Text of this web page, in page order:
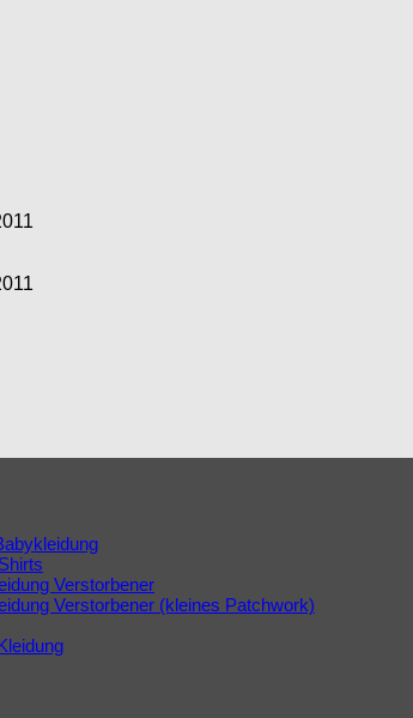
Verstorbener
Verstorbener (kleines Patchwork)